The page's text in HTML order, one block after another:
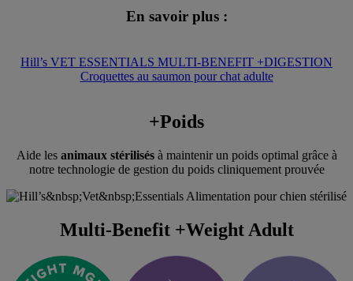
En savoir plus :
Hill’s VET ESSENTIALS MULTI-BENEFIT +DIGESTION
Croquettes au saumon pour chat adulte
+Poids
Aide les animaux stérilisésà maintenir un poids optimal grâce à
notre technologie de gestion du poids cliniquement prouvée
Multi-Benefit +Weight Adult